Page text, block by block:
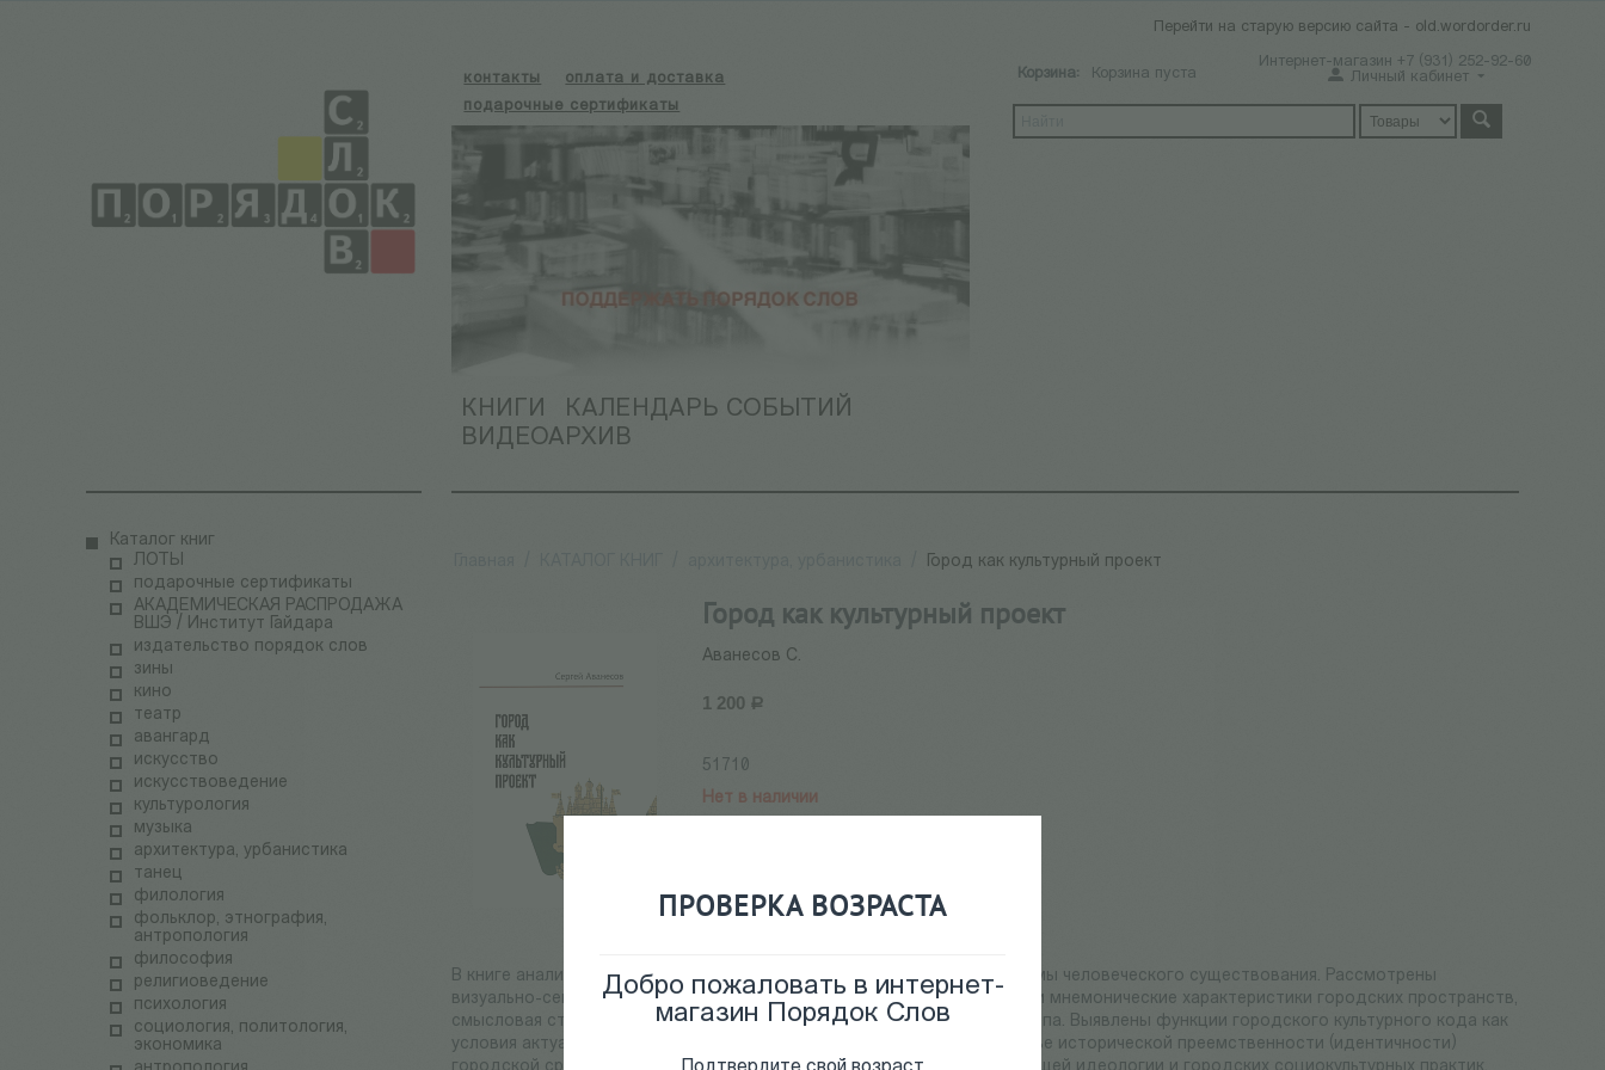
ПРОВЕРКА ВОЗРАСТА
Добро пожаловать в интернет-
магазин Порядок Слов
Перейти на старую версию сайта - old.wordorder.ru
Интернет-магазин +7 (931) 252-92-60
контакты
оплата и доставка
подарочные сертификаты
КНИГИ
КАЛЕНДАРЬ СОБЫТИЙ
ВИДЕОАРХИВ
Корзина: Корзина пуста Личный кабинет
Каталог книг
ЛОТЫ
подарочные сертификаты
АКАДЕМИЧЕСКАЯ РАСПРОДАЖА
ВШЭ / Институт Гайдара
издательство порядок слов
зины
кино
театр
авангард
искусство
искусствоведение
культурология
музыка
архитектура, урбанистика
танец
филология
фольклор, этнография,
антропология
философия
религиоведение
психология
социология, политология,
экономика
Город как культурный проект
Город как культурный проект
Аванесов С.
1 200 Р
51710
Нет в наличии
В книге анализируются культурные параметры города как особой формы человеческого существования. Рассмотрены
визуально-семиотические измерения городской среды, текстуальные и мнемонические характеристики городских пространств,
смысловая структура городской территории как динамичного хронотопа. Выявлены функции городского культурного кода как
условия актуализации базовых смыслов и ценностей, лежащих в основе исторической преемственности (идентичности)